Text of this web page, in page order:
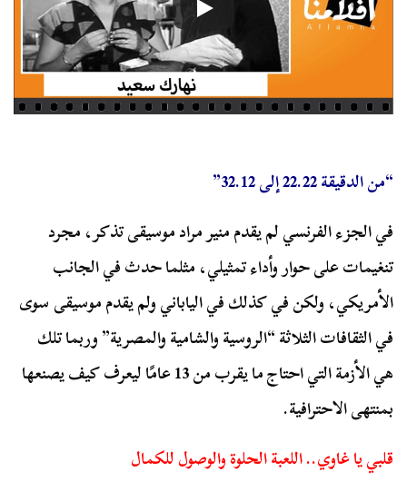
“من الدقيقة 22.22 إلى 32.12”
في الجزء الفرنسي لم يقدم منير مراد موسيقى تذكر، مجرد
تنغيمات على حوار وأداء تمثيلي، مثلما حدث في الجانب
الأمريكي، ولكن في كذلك في الياباني ولم يقدم موسيقى سوى
في الثقافات الثلاثة “الروسية والشامية والمصرية” وربما تلك
هي الأزمة التي احتاج ما يقرب من 13 عامًا ليعرف كيف يصنعها
بمنتهى الاحترافية.
قلبي يا غاوي.. اللعبة الحلوة والوصول للكمال